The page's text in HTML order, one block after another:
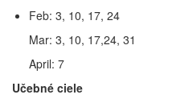
Feb: 3, 10, 17, 24
Mar: 3, 10, 17,24, 31
April: 7
Učebné ciele